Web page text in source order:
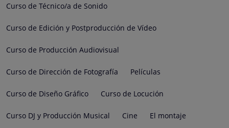
Curso de Técnico/a de Sonido
Curso de Edición y Postproducción de Vídeo
Curso de Producción Audiovisual
Curso de Dirección de Fotografía Películas
Curso de Diseño Gráfico Curso de Locución
Curso DJ y Producción Musical Cine El montaje